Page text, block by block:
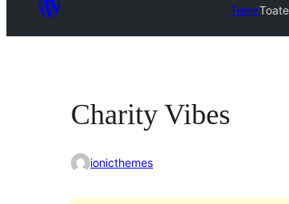
Teme
Charity Vibes
ionicthemes